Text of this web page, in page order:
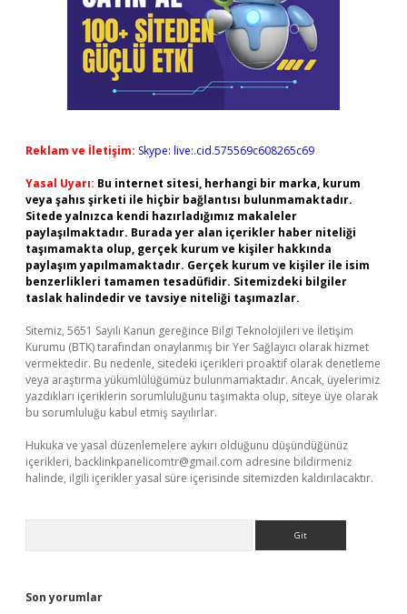
Reklam ve İletişim: Skype: live:.cid.575569c608265c69
Yasal Uyarı: Bu internet sitesi, herhangi bir marka, kurum
veya şahıs şirketi ile hiçbir bağlantısı bulunmamaktadır.
Sitede yalnızca kendi hazırladığımız makaleler
paylaşılmaktadır. Burada yer alan içerikler haber niteliği
taşımamakta olup, gerçek kurum ve kişiler hakkında
paylaşım yapılmamaktadır. Gerçek kurum ve kişiler ile isim
benzerlikleri tamamen tesadüfidir. Sitemizdeki bilgiler
taslak halindedir ve tavsiye niteliği taşımazlar.
Sitemiz, 5651 Sayılı Kanun gereğince Bilgi Teknolojileri ve İletişim
Kurumu (BTK) tarafından onaylanmış bir Yer Sağlayıcı olarak hizmet
vermektedir. Bu nedenle, sitedeki içerikleri proaktif olarak denetleme
veya araştırma yükümlülüğümüz bulunmamaktadır. Ancak, üyelerimiz
yazdıkları içeriklerin sorumluluğunu taşımakta olup, siteye üye olarak
bu sorumluluğu kabul etmiş sayılırlar.
Hukuka ve yasal düzenlemelere aykırı olduğunu düşündüğünüz
içerikleri, backlinkpanelicomtr@gmail.com adresine bildirmeniz
halinde, ilgili içerikler yasal süre içerisinde sitemizden kaldırılacaktır.
Son yorumlar